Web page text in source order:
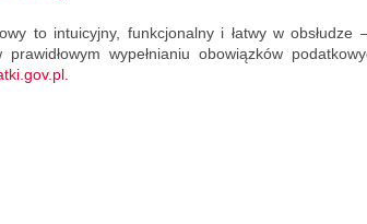
to intuicyjny, funkcjonalny i łatwy w obsłudze
prawidłowym wypełnianiu obowiązków